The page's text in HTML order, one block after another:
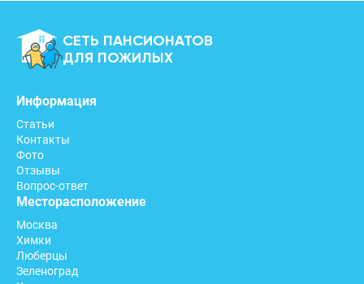
СЕТЬ ПАНСИОНАТОВ
ДЛЯ ПОЖИЛЫХ
Информация
Статьи
Контакты
Фото
Отзывы
Вопрос-ответ
Месторасположение
Москва
Химки
Люберцы
Зеленоград